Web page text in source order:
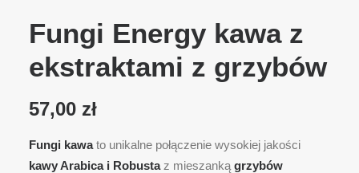
Fungi Energy kawa z
ekstraktami z grzybów
57,00 zł
Fungi kawato unikalne połączenie wysokiej jakości
kawy Arabica i Robustaz mieszanką grzybów